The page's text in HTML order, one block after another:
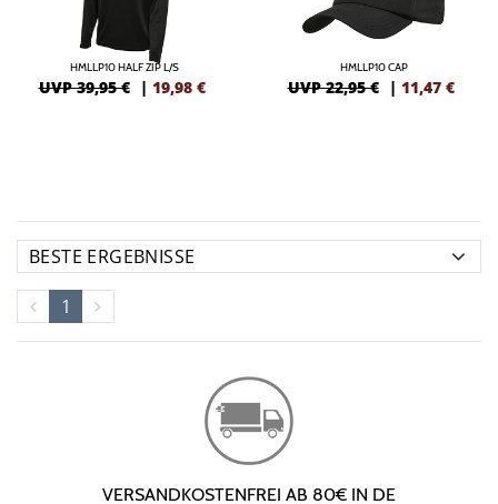
HMLLP10 HALF ZIP L/S
UVP 39,95 € | 19,98 €
HMLLP10 CAP
UVP 22,95 € | 11,47 €
1
VERSANDKOSTENFREI AB 80€ IN DE